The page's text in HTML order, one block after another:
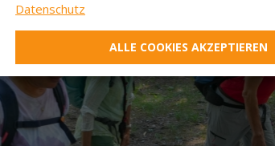
Datenschutz
ALLE COOKIES AKZEPTIEREN